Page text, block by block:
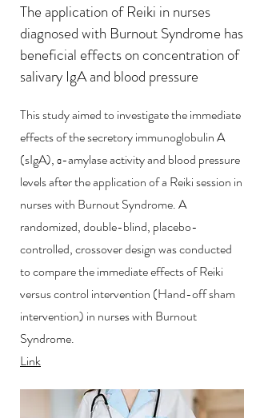
The application of Reiki in nurses
diagnosed with Burnout Syndrome has
beneficial effects on concentration of
salivary IgA and blood pressure
This study aimed to investigate the immediate
effects of the secretory immunoglobulin A
(sIgA), α-amylase activity and blood pressure
levels after the application of a Reiki session in
nurses with Burnout Syndrome. A
randomized, double-blind, placebo-
controlled, crossover design was conducted
to compare the immediate effects of Reiki
versus control intervention (Hand-off sham
intervention) in nurses with Burnout
Syndrome.
Link